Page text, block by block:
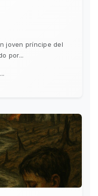
joven príncipe del
por...